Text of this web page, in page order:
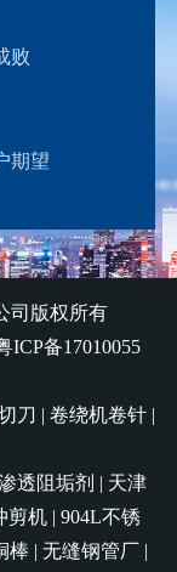
败
期望
司 版权所有
ICP备17010055
刀 | 卷绕机卷针|
透阻垢剂 | 天津
剪机| 904L不锈
棒 | 无缝钢管厂|